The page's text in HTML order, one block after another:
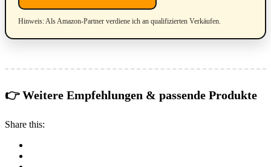
Hinweis: Als Amazon-Partner verdiene ich an qualifizierten Verkäufen.
👉 Weitere Empfehlungen & passende Produkte
Share this: